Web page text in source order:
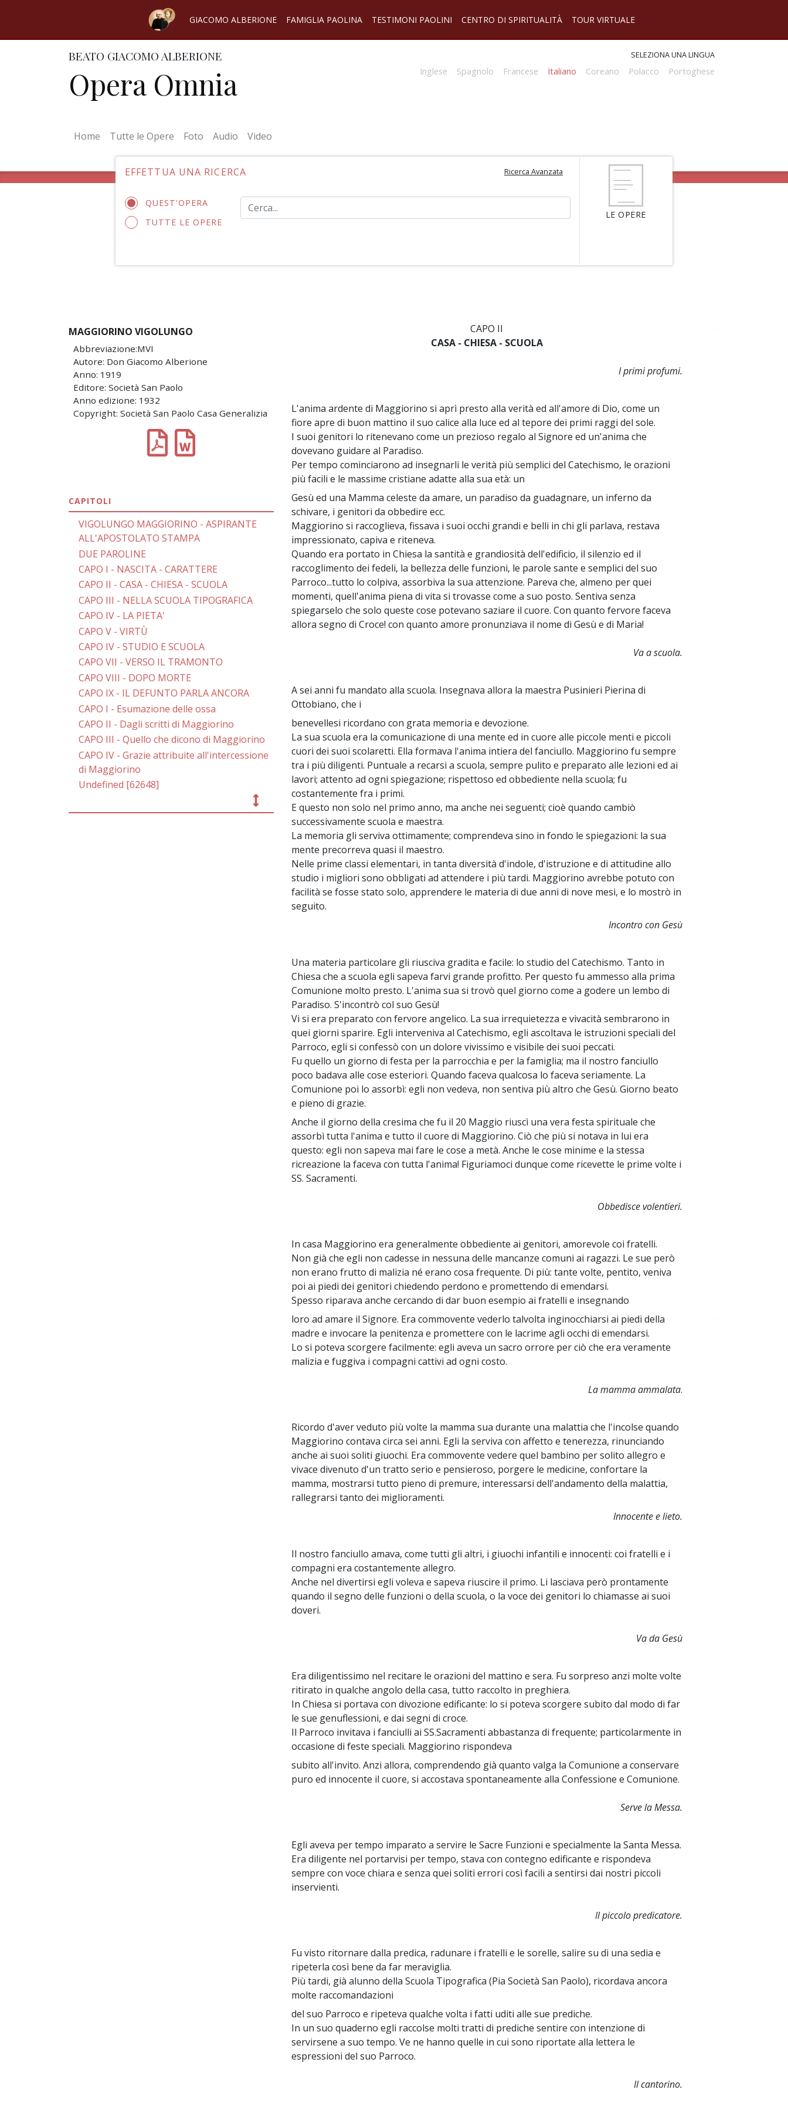
GIACOMO ALBERIONE FAMIGLIA PAOLINA TESTIMONI PAOLINI CENTRO DI SPIRITUALITÀ TOUR VIRTUALE
BEATO GIACOMO ALBERIONE
Opera Omnia
SELEZIONA UNA LINGUA
Inglese Spagnolo Francese Italiano Coreano Polacco Portoghese
Home (current)
Tutte le Opere Foto Audio Video
EFFETTUA UNA RICERCA Ricerca Avanzata
QUEST'OPERA
TUTTE LE OPERE
LE OPERE
MAGGIORINO VIGOLUNGO
Abbreviazione:MVI
Autore: Don Giacomo Alberione
Anno: 1919
Editore: Società San Paolo
Anno edizione: 1932
Copyright: Società San Paolo Casa Generalizia
CAPITOLI
VIGOLUNGO MAGGIORINO - ASPIRANTE
ALL'APOSTOLATO STAMPA
DUE PAROLINE
CAPO I - NASCITA - CARATTERE
CAPO II - CASA - CHIESA - SCUOLA
CAPO III - NELLA SCUOLA TIPOGRAFICA
CAPO IV - LA PIETA'
CAPO V - VIRTÙ
CAPO IV - STUDIO E SCUOLA
CAPO VII - VERSO IL TRAMONTO
CAPO VIII - DOPO MORTE
CAPO IX - IL DEFUNTO PARLA ANCORA
CAPO I - Esumazione delle ossa
CAPO II - Dagli scritti di Maggiorino
CAPO III - Quello che dicono di Maggiorino
CAPO IV - Grazie attribuite all'intercessione
di Maggiorino
Undefined [62648]
CAPO II
CASA - CHIESA - SCUOLA
I primi profumi.
L'anima ardente di Maggiorino si aprì presto alla verità ed all'amore di Dio, come un
fiore apre di buon mattino il suo calice alla luce ed al tepore dei primi raggi del sole.
I suoi genitori lo ritenevano come un prezioso regalo al Signore ed un'anima che
dovevano guidare al Paradiso.
Per tempo cominciarono ad insegnarli le verità più semplici del Catechismo, le orazioni
più facili e le massime cristiane adatte alla sua età: un
Gesù ed una Mamma celeste da amare, un paradiso da guadagnare, un inferno da
schivare, i genitori da obbedire ecc.
Maggiorino si raccoglieva, fissava i suoi occhi grandi e belli in chi gli parlava, restava
impressionato, capiva e riteneva.
Quando era portato in Chiesa la santità e grandiosità dell'edificio, il silenzio ed il
raccoglimento dei fedeli, la bellezza delle funzioni, le parole sante e semplici del suo
Parroco...tutto lo colpiva, assorbiva la sua attenzione. Pareva che, almeno per quei
momenti, quell'anima piena di vita si trovasse come a suo posto. Sentiva senza
spiegarselo che solo queste cose potevano saziare il cuore. Con quanto fervore faceva
allora segno di Croce! con quanto amore pronunziava il nome di Gesù e di Maria!
Va a scuola.
A sei anni fu mandato alla scuola. Insegnava allora la maestra Pusinieri Pierina di
Ottobiano, che i
benevellesi ricordano con grata memoria e devozione.
La sua scuola era la comunicazione di una mente ed in cuore alle piccole menti e piccoli
cuori dei suoi scolaretti. Ella formava l'anima intiera del fanciullo. Maggiorino fu sempre
tra i più diligenti. Puntuale a recarsi a scuola, sempre pulito e preparato alle lezioni ed ai
lavori; attento ad ogni spiegazione; rispettoso ed obbediente nella scuola; fu
costantemente fra i primi.
E questo non solo nel primo anno, ma anche nei seguenti; cioè quando cambiò
successivamente scuola e maestra.
La memoria gli serviva ottimamente; comprendeva sino in fondo le spiegazioni: la sua
mente precorreva quasi il maestro.
Nelle prime classi elementari, in tanta diversità d'indole, d'istruzione e di attitudine allo
studio i migliori sono obbligati ad attendere i più tardi. Maggiorino avrebbe potuto con
facilità se fosse stato solo, apprendere le materia di due anni di nove mesi, e lo mostrò in
seguito.
Incontro con Gesù
Una materia particolare gli riusciva gradita e facile: lo studio del Catechismo. Tanto in
Chiesa che a scuola egli sapeva farvi grande profitto. Per questo fu ammesso alla prima
Comunione molto presto. L'anima sua si trovò quel giorno come a godere un lembo di
Paradiso. S'incontrò col suo Gesù!
Vi si era preparato con fervore angelico. La sua irrequietezza e vivacità sembrarono in
quei giorni sparire. Egli interveniva al Catechismo, egli ascoltava le istruzioni speciali del
Parroco, egli si confessò con un dolore vivissimo e visibile dei suoi peccati.
Fu quello un giorno di festa per la parrocchia e per la famiglia; ma il nostro fanciullo
poco badava alle cose esteriori. Quando faceva qualcosa lo faceva seriamente. La
Comunione poi lo assorbì: egli non vedeva, non sentiva più altro che Gesù. Giorno beato
e pieno di grazie.
Anche il giorno della cresima che fu il 20 Maggio riuscì una vera festa spirituale che
assorbì tutta l'anima e tutto il cuore di Maggiorino. Ciò che più si notava in lui era
questo: egli non sapeva mai fare le cose a metà. Anche le cose minime e la stessa
ricreazione la faceva con tutta l'anima! Figuriamoci dunque come ricevette le prime volte i
SS. Sacramenti.
Obbedisce volentieri.
In casa Maggiorino era generalmente obbediente ai genitori, amorevole coi fratelli.
Non già che egli non cadesse in nessuna delle mancanze comuni ai ragazzi. Le sue però
non erano frutto di malizia né erano cosa frequente. Di più: tante volte, pentito, veniva
poi ai piedi dei genitori chiedendo perdono e promettendo di emendarsi.
Spesso riparava anche cercando di dar buon esempio ai fratelli e insegnando
loro ad amare il Signore. Era commovente vederlo talvolta inginocchiarsi ai piedi della
madre e invocare la penitenza e promettere con le lacrime agli occhi di emendarsi.
Lo si poteva scorgere facilmente: egli aveva un sacro orrore per ciò che era veramente
malizia e fuggiva i compagni cattivi ad ogni costo.
La mamma ammalata.
Ricordo d'aver veduto più volte la mamma sua durante una malattia che l'incolse quando
Maggiorino contava circa sei anni. Egli la serviva con affetto e tenerezza, rinunciando
anche ai suoi soliti giuochi. Era commovente vedere quel bambino per solito allegro e
vivace divenuto d'un tratto serio e pensieroso, porgere le medicine, confortare la
mamma, mostrarsi tutto pieno di premure, interessarsi dell'andamento della malattia,
rallegrarsi tanto dei miglioramenti.
Innocente e lieto.
Il nostro fanciullo amava, come tutti gli altri, i giuochi infantili e innocenti: coi fratelli e i
compagni era costantemente allegro.
Anche nel divertirsi egli voleva e sapeva riuscire il primo. Li lasciava però prontamente
quando il segno delle funzioni o della scuola, o la voce dei genitori lo chiamasse ai suoi
doveri.
Va da Gesù
Era diligentissimo nel recitare le orazioni del mattino e sera. Fu sorpreso anzi molte volte
ritirato in qualche angolo della casa, tutto raccolto in preghiera.
In Chiesa si portava con divozione edificante: lo si poteva scorgere subito dal modo di far
le sue genuflessioni, e dai segni di croce.
Il Parroco invitava i fanciulli ai SS.Sacramenti abbastanza di frequente; particolarmente in
occasione di feste speciali. Maggiorino rispondeva
subito all'invito. Anzi allora, comprendendo già quanto valga la Comunione a conservare
puro ed innocente il cuore, si accostava spontaneamente alla Confessione e Comunione.
Serve la Messa.
Egli aveva per tempo imparato a servire le Sacre Funzioni e specialmente la Santa Messa.
Era diligente nel portarvisi per tempo, stava con contegno edificante e rispondeva
sempre con voce chiara e senza quei soliti errori così facili a sentirsi dai nostri piccoli
inservienti.
Il piccolo predicatore.
Fu visto ritornare dalla predica, radunare i fratelli e le sorelle, salire su di una sedia e
ripeterla così bene da far meraviglia.
Più tardi, già alunno della Scuola Tipografica (Pia Società San Paolo), ricordava ancora
molte raccomandazioni
del suo Parroco e ripeteva qualche volta i fatti uditi alle sue prediche.
In un suo quaderno egli raccolse molti tratti di prediche sentire con intenzione di
servirsene a suo tempo. Ve ne hanno quelle in cui sono riportate alla lettera le
espressioni del suo Parroco.
Il cantorino.